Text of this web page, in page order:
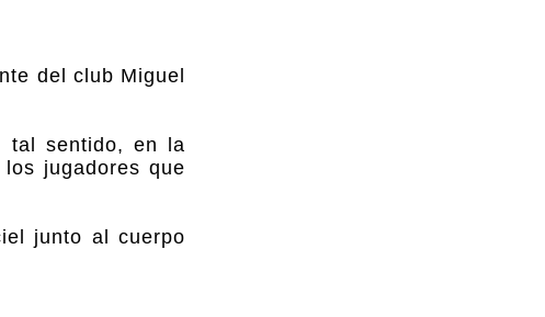
del club Miguel
tal sentido, en la
jugadores que
junto al cuerpo